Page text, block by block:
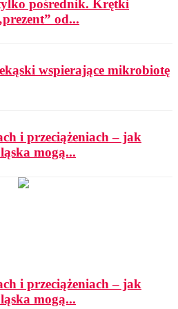
pośrednik. Krętki
od...
wspierające mikrobiotę
i przeciążeniach – jak
mogą...
i przeciążeniach – jak
mogą...